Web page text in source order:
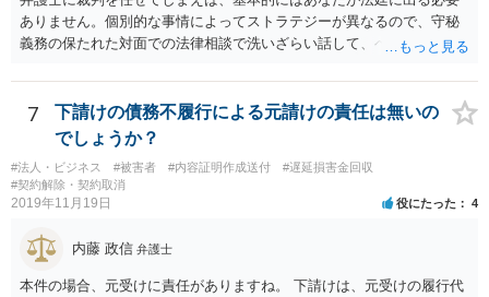
ありません。個別的な事情によってストラテジーが異なるので、守秘
義務の保たれた対面での法律相談で洗いざらい話して、ベストな方法
7
下請けの債務不履行による元請けの責任は無いの
でしょうか？
#法人・ビジネス #被害者 #内容証明作成送付
#遅延損害金回収
#契約解除・契約取消
2019年11月19日 役にたった 4
内藤 政信 弁護士
本件の場合、元受けに責任がありますね。 下請けは、元受けの履行代